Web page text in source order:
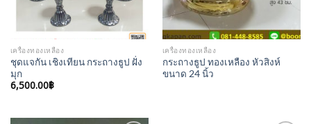
เครื่องทองเหลือง
ชุดแจกัน เชิงเทียน กระถางธูป ฝั่ง
มุก
6,500.00฿
เครื่องทองเหลือง
กระถางธูป ทองเหลือง หัวสิงห์
ขนาด 24 นิ้ว